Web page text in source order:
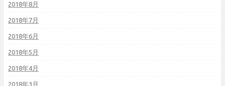
2018年8月
2018年7月
2018年6月
2018年5月
2018年4月
2018年3月